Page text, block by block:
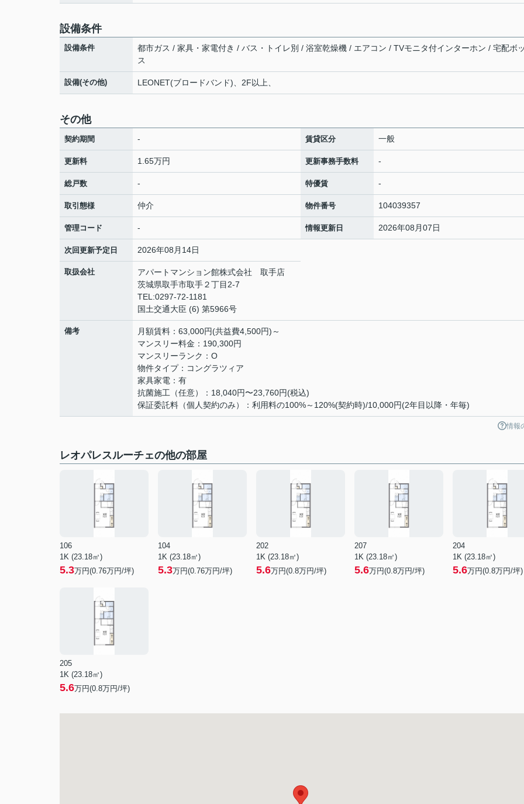
設備条件
設備条件
都市ガス / 家具・家電付き / バス・トイレ別 / 浴室乾燥機 / エアコン / TVモニタ付インターホン / 宅配ボ
ス
設備(その他) LEONET(ブロードバンド)、2F以上、
その他
契約期間 - 賃貸区分 一般
更新料 1.65万円 更新事務手数料 -
総戸数 - 特優賃 -
取引態様 仲介 物件番号 104039357
管理コード - 情報更新日 2026年08月07日
次回更新予定日 2026年08月14日
取扱会社
アパートマンション館株式会社 取手店
茨城県取手市取手２丁目2-7
TEL:0297-72-1181
国土交通大臣 (6) 第5966号
備考
月額賃料：63,000円(共益費4,500円)～
マンスリー料金：190,300円
マンスリーランク：O
物件タイプ：コングラツィア
家具家電：有
抗菌施工（任意）：18,040円〜23,760円(税込)
保証委託料（個人契約のみ）：利用料の100%～120%(契約時)/10,000円(2年目以降・年毎)
情報
レオパレスルーチェの他の部屋
106
1K (23.18㎡)
5.3万円(0.76万円/坪)
104
1K (23.18㎡)
5.3万円(0.76万円/坪)
202
1K (23.18㎡)
5.6万円(0.8万円/坪)
207
1K (23.18㎡)
5.6万円(0.8万円/坪)
204
1K (23.18㎡)
5.6万円(0.8万円/坪)
205
1K (23.18㎡)
5.6万円(0.8万円/坪)